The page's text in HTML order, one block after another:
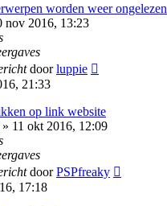
worden weer ongelezen
nov 2016, 13:23
doorluppie
21:33
op link website
» 11 okt 2016, 12:09
doorPSPfreaky
17:18